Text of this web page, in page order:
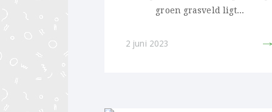
groen grasveld ligt...
2 juni 2023 PIN